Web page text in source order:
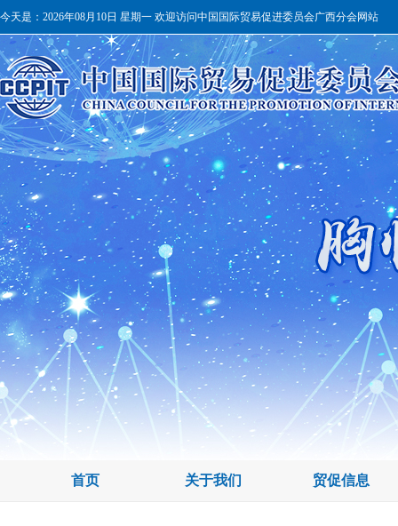
今天是： 2026年08月10日 星期一 欢迎访问中国国际贸易促进委员会广西分会网站
首页 关于我们 贸促信息